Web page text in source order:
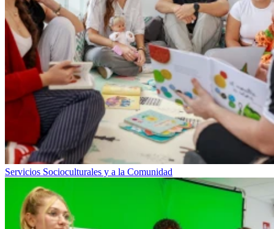
Servicios Socioculturales y a la Comunidad